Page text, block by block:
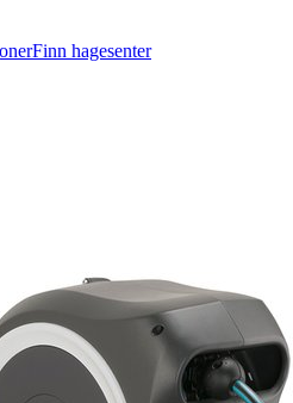
Finn hagesenter